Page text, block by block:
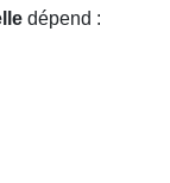
dépend :